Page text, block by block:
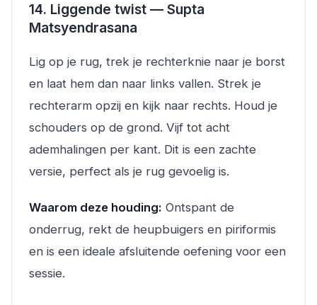
14. Liggende twist — Supta
Matsyendrasana
Lig op je rug, trek je rechterknie naar je borst
en laat hem dan naar links vallen. Strek je
rechterarm opzij en kijk naar rechts. Houd je
schouders op de grond. Vijf tot acht
ademhalingen per kant. Dit is een zachte
versie, perfect als je rug gevoelig is.
Waarom deze houding: Ontspant de
onderrug, rekt de heupbuigers en piriformis
en is een ideale afsluitende oefening voor een
sessie.